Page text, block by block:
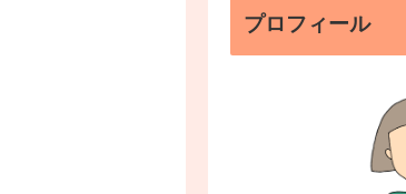
プロフィール